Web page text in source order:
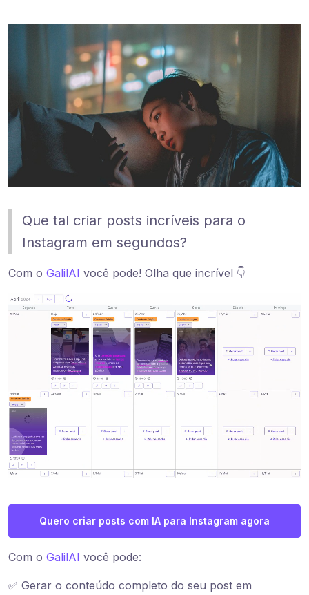
Que tal criar posts incríveis para o
Instagram em segundos?
Com o GalilAI você pode! Olha que incrível 👇
Quero criar posts com IA para Instagram agora
Com o GalilAI você pode:
✅ Gerar o conteúdo completo do seu post em